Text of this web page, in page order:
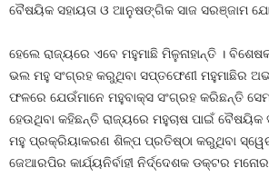
ବୈଷୟିକ ସହାୟତା ଓ ଆନୁଷଙ୍ଗିକ ସାଜ ସରଞ୍ଜାମ
ହେଲେ ରାଜ୍ୟରେ ଏବେ ମହୁମାଛି ମିଳୁନାହାନ୍ତି ।
ଭଲ ମହୁ ସଂଗ୍ରହ କରୁଥିବା ସପ୍ତଫେଣୀ ମହୁମାଛିର
ଫଳରେ ଯେଉଁମାନେ ମହୁବାକ୍ସ ସଂଗ୍ରହ କରିଛନ୍ତି
ହେଉଥିବା କହିଛନ୍ତି ରାଜ୍ୟରେ ମହୁଚାଷ ପାଇଁ ବୈଷୟିକ
ମହୁ ପ୍ରକ୍ରିୟାକରଣ ଶିଳ୍ପ ପ୍ରତିଷ୍ଠା କରୁଥିବା
ଜେଆରପିର କାର୍ଯ୍ୟନିର୍ବାହୀ ନିର୍ଦ୍ଦେଶକ ଡକ୍ଟର